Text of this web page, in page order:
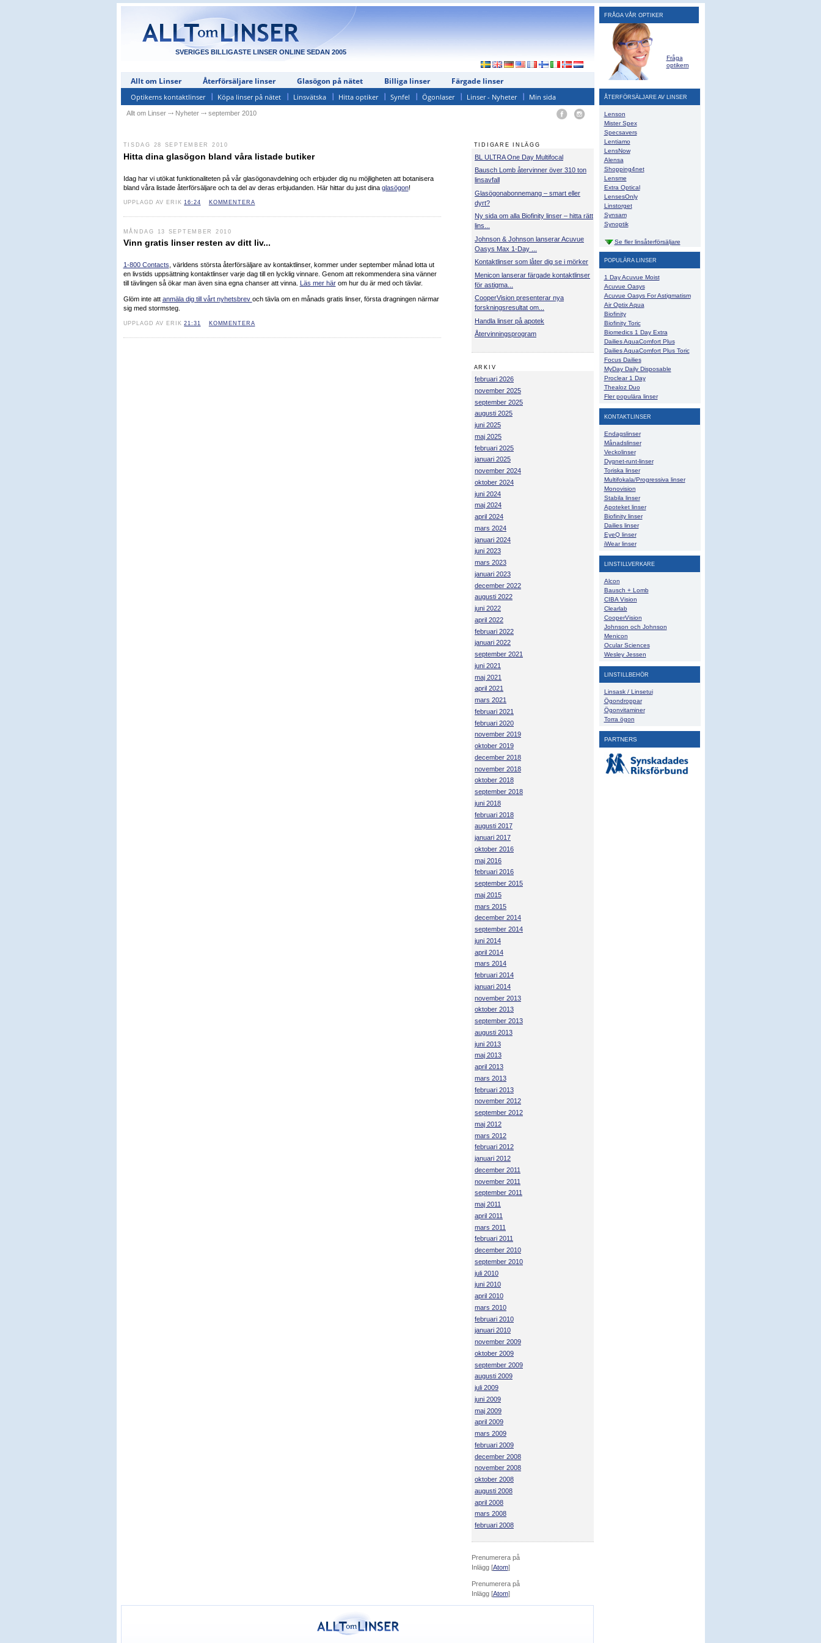
SVERIGES BILLIGASTE LINSER ONLINE SEDAN 2005
Allt om Linser Återförsäljare linser Glasögon på nätet Billiga linser Färgade linser
Optikerns kontaktlinser Köpa linser på nätet Linsvätska Hitta optiker Synfel Ögonlaser Linser - Nyheter Min sida
Allt om Linser⤏ Nyheter⤏ september 2010
TISDAG 28 SEPTEMBER 2010
Hitta dina glasögon bland våra listade butiker
Idag har vi utökat funktionaliteten på vår glasögonavdelning och erbjuder dig nu möjligheten att botanisera
bland våra listade återförsäljare och ta del av deras erbjudanden. Här hittar du just dina glasögon!
UPPLAGD AV ERIK16:24 KOMMENTERA
MÅNDAG 13 SEPTEMBER 2010
Vinn gratis linser resten av ditt liv...
1-800 Contacts , världens största återförsäljare av kontaktlinser, kommer under september månad lotta ut
en livstids uppsättning kontaktlinser varje dag till en lycklig vinnare. Genom att rekommendera sina vänner
till tävlingen så ökar man även sina egna chanser att vinna.
Läs mer härom hur du är med och tävlar.
Glöm inte att anmäla dig till vårt nyhetsbrev och tävla om en månads gratis linser, första dragningen närmar
sig med stormsteg.
UPPLAGD AV ERIK21:31 KOMMENTERA
TIDIGARE INLÄGG
BL ULTRA One Day Multifocal
Bausch Lomb återvinner över 310 ton
linsavfall
Glasögonabonnemang – smart eller
dyrt?
Ny sida om alla Biofinity linser – hitta rätt
lins...
Johnson & Johnson lanserar Acuvue
Oasys Max 1-Day ...
Kontaktlinser som låter dig se i mörker
Menicon lanserar färgade kontaktlinser
för astigma...
CooperVision presenterar nya
forskningsresultat om...
Handla linser på apotek
Återvinningsprogram
ARKIV
februari 2026
november 2025
september 2025
augusti 2025
juni 2025
maj 2025
februari 2025
januari 2025
november 2024
oktober 2024
juni 2024
maj 2024
april 2024
mars 2024
januari 2024
juni 2023
mars 2023
januari 2023
december 2022
augusti 2022
juni 2022
april 2022
februari 2022
januari 2022
september 2021
juni 2021
maj 2021
april 2021
mars 2021
februari 2021
februari 2020
november 2019
oktober 2019
december 2018
november 2018
oktober 2018
september 2018
juni 2018
februari 2018
augusti 2017
januari 2017
oktober 2016
maj 2016
februari 2016
september 2015
maj 2015
mars 2015
december 2014
september 2014
juni 2014
april 2014
mars 2014
februari 2014
januari 2014
november 2013
oktober 2013
september 2013
augusti 2013
juni 2013
maj 2013
april 2013
mars 2013
februari 2013
november 2012
september 2012
maj 2012
mars 2012
februari 2012
januari 2012
december 2011
november 2011
september 2011
maj 2011
april 2011
mars 2011
februari 2011
december 2010
september 2010
juli 2010
juni 2010
april 2010
mars 2010
februari 2010
januari 2010
november 2009
oktober 2009
september 2009
augusti 2009
juli 2009
juni 2009
maj 2009
april 2009
mars 2009
februari 2009
december 2008
november 2008
oktober 2008
augusti 2008
april 2008
mars 2008
februari 2008
Prenumerera på
Inlägg [Atom]
Prenumerera på
Inlägg [Atom]
FRÅGA VÅR OPTIKER
Fråga
optikern
ÅTERFÖRSÄLJARE AV LINSER
Lenson
Mister Spex
Specsavers
Lentiamo
LensNow
Alensa
Shopping4net
Lensme
Extra Optical
LensesOnly
Linstorget
Synsam
Synoptik
Se fler linsåterförsäljare
POPULÄRA LINSER
1 Day Acuvue Moist
Acuvue Oasys
Acuvue Oasys For Astigmatism
Air Optix Aqua
Biofinity
Biofinity Toric
Biomedics 1 Day Extra
Dailies AquaComfort Plus
Dailies AquaComfort Plus Toric
Focus Dailies
MyDay Daily Disposable
Proclear 1 Day
Thealoz Duo
Fler populära linser
KONTAKTLINSER
Endagslinser
Månadslinser
Veckolinser
Dygnet-runt-linser
Toriska linser
Multifokala/Progressiva linser
Monovision
Stabila linser
Apoteket linser
Biofinity linser
Dailies linser
EyeQ linser
iWear linser
LINSTILLVERKARE
Alcon
Bausch + Lomb
CIBA Vision
Clearlab
CooperVision
Johnson och Johnson
Menicon
Ocular Sciences
Wesley Jessen
LINSTILLBEHÖR
Linsask / Linsetui
Ögondroppar
Ögonvitaminer
Torra ögon
PARTNERS